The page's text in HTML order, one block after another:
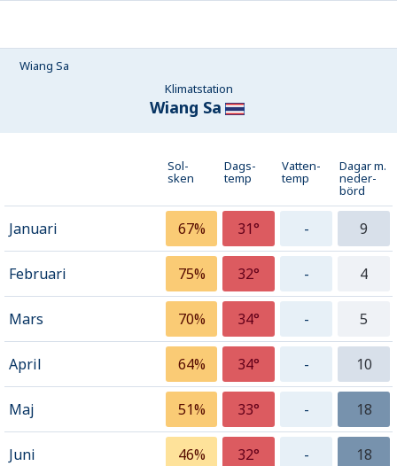
Wiang Sa
Klimatstation
Wiang Sa
Sol-
sken
Dags-
temp
Vatten-
temp
Dagar m.
neder­
börd
Januari 67% 31° - 9
Februari 75% 32° - 4
Mars 70% 34° - 5
April 64% 34° - 10
Maj 51% 33° - 18
Juni 46% 32° - 18